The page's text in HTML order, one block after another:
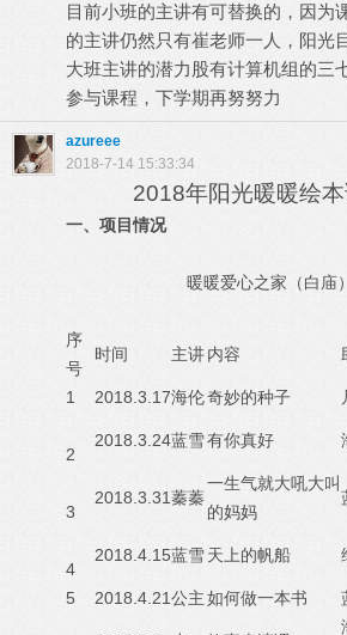
目前小班的主讲有可替换的，因为
的主讲仍然只有崔老师一人，阳光
大班主讲的潜力股有计算机组的三
参与课程，下学期再努努力
azureee
2018-7-14 15:33:34
2018年阳光暖暖绘
一、项目情况
暖暖爱心之家（白庙
序
号
时间 主讲 内容
1 2018.3.17海伦奇妙的种子
2
2018.3.24蓝雪有你真好
3
2018.3.31 蓁蓁
一生气就大吼大叫
的妈妈
4
2018.4.15蓝雪 天上的帆船
5 2018.4.21 公主 如何做一本书